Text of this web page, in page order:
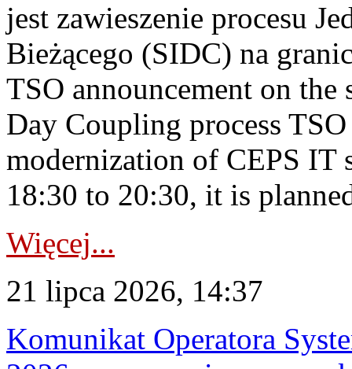
jest zawieszenie procesu
Bieżącego (SIDC) na
TSO announcement on
Day Coupling process
modernization of CEPS IT
18:30 to 20:30, it is
Więcej...
21 lipca 2026, 14:37
Komunikat Operatora